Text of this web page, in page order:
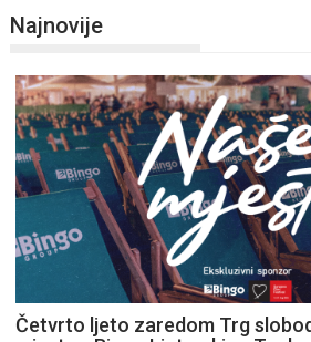
Najnovije
Četvrto ljeto zaredom Trg